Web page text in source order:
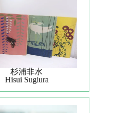
杉浦非水
Hisui Sugiura